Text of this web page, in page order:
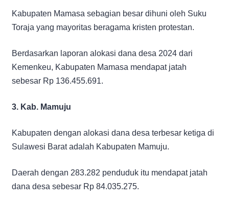
Kabupaten Mamasa sebagian besar dihuni oleh Suku
Toraja yang mayoritas beragama kristen protestan.
Berdasarkan laporan alokasi dana desa 2024 dari
Kemenkeu, Kabupaten Mamasa mendapat jatah
sebesar Rp 136.455.691.
3. Kab. Mamuju
Kabupaten dengan alokasi dana desa terbesar ketiga di
Sulawesi Barat adalah Kabupaten Mamuju.
Daerah dengan 283.282 penduduk itu mendapat jatah
dana desa sebesar Rp 84.035.275.